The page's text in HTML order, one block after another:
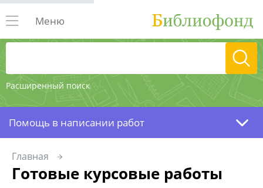
Расширенный поиск
Меню
Помощь в написании работ
Главная
Готовые курсовые работы